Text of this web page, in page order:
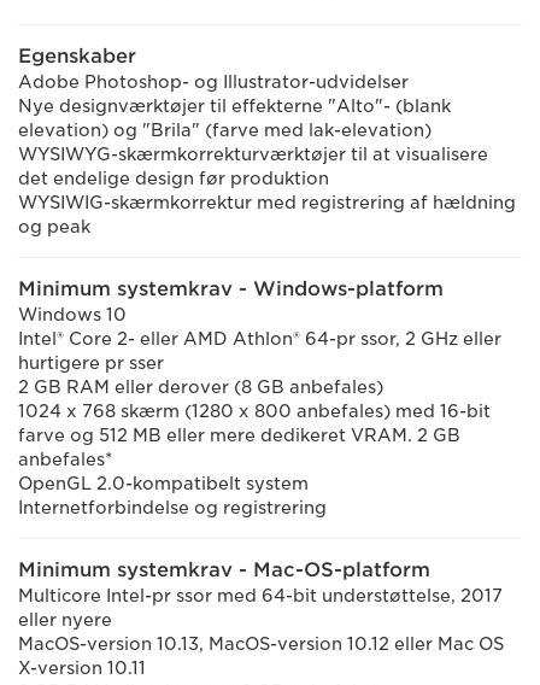
Egenskaber
Adobe Photoshop- og Illustrator-udvidelser
Nye designværktøjer til effekterne "Alto"- (blank
elevation) og "Brila" (farve med lak-elevation)
WYSIWYG-skærmkorrekturværktøjer til at visualisere
det endelige design før produktion
WYSIWIG-skærmkorrektur med registrering af hældning
og peak
Minimum systemkrav - Windows-platform
Windows 10
Intel® Core 2- eller AMD Athlon® 64-pr ssor, 2 GHz eller
hurtigere pr sser
2 GB RAM eller derover (8 GB anbefales)
1024 x 768 skærm (1280 x 800 anbefales) med 16-bit
farve og 512 MB eller mere dedikeret VRAM. 2 GB
anbefales*
OpenGL 2.0-kompatibelt system
Internetforbindelse og registrering
Minimum systemkrav - Mac-OS-platform
Multicore Intel-pr ssor med 64-bit understøttelse, 2017
eller nyere
MacOS-version 10.13, MacOS-version 10.12 eller Mac OS
X-version 10.11